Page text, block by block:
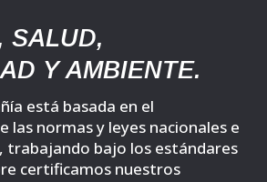
SALUD,
Y AMBIENTE.
está basada en el
las normas y leyes nacionales e
trabajando bajo los estándares
certificamos nuestros